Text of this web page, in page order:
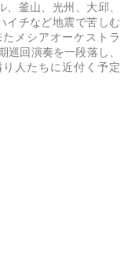
釜山、光州、大邱、
イチなど地震で苦しむ
メシアオーケストラ
巡回演奏を一段落し、
人たちに近付く予定